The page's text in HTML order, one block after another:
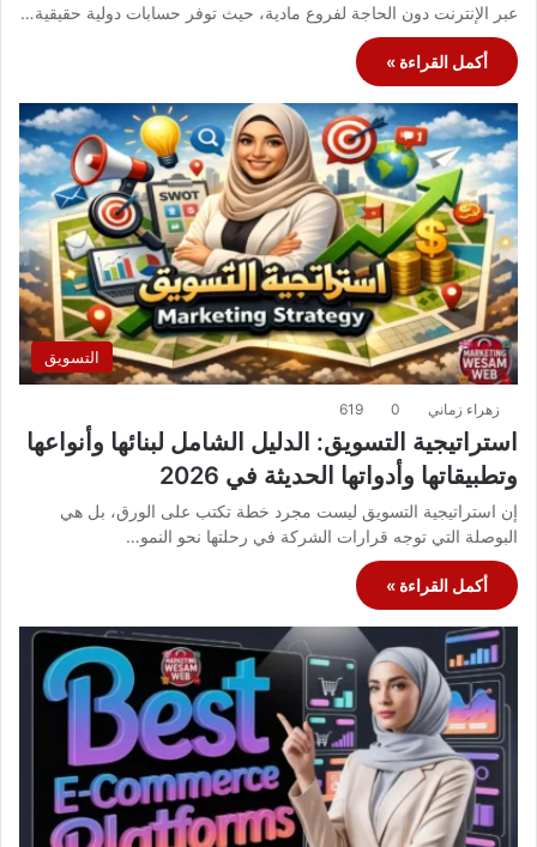
عبر الإنترنت دون الحاجة لفروع مادية، حيث توفر حسابات دولية حقيقية…
أكمل القراءة »
التسويق
زهراء زماني 0
619
استراتيجية التسويق: الدليل الشامل لبنائها وأنواعها
وتطبيقاتها وأدواتها الحديثة في 2026
إن استراتيجية التسويق ليست مجرد خطة تكتب على الورق، بل هي
البوصلة التي توجه قرارات الشركة في رحلتها نحو النمو…
أكمل القراءة »